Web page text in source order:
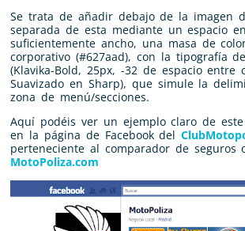
Se trata de añadir debajo de la imagen
separada de esta mediante un espacio
suficientemente ancho, una masa de
corporativo (#627aad), con la tipografía
(Klavika-Bold, 25px, -32 de espacio entre
Suavizado en Sharp), que simule la
zona de menú/secciones.
Aquí podéis ver un ejemplo claro de
en la página de Facebook del
perteneciente al comparador de seguros
MotoPoliza.com